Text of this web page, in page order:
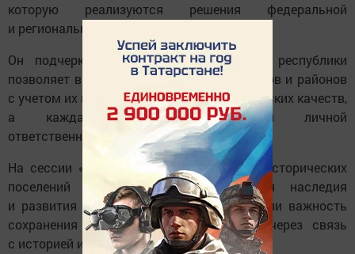
которую реализуются решения федеральной
и региональной власти.
Он подчеркнул, что кадровая система республики
позволяет выбирать руководителей городов и районов
с учетом их профессиональных и человеческих качеств,
а каждая должность является личной
ответственностью главы республики.
На сессии «Коммуникации и маркетинг исторических
поселений как инструмент сохранения наследия
и развития экономики» эксперты отметили важность
сохранения гражданской идентичности через связь
с историей и культурой.